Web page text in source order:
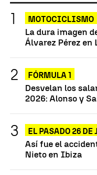
MOTOCICLISMO
La dura imagen
Álvarez Pérez en
FÓRMULA 1
Desvelan los
2026: Alonso y
EL PASADO 26 DE
Así fue el
Nieto en Ibiza